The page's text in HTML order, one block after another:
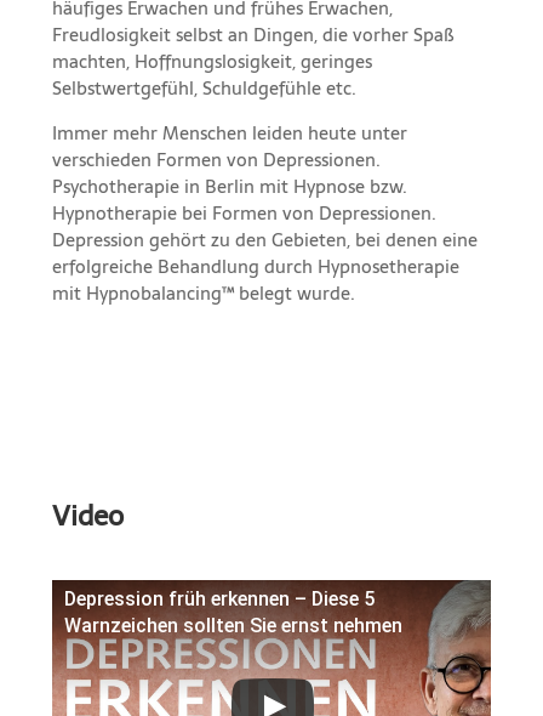
häufiges Erwachen und frühes Erwachen,
Freudlosigkeit selbst an Dingen, die vorher Spaß
machten, Hoffnungslosigkeit, geringes
Selbstwertgefühl, Schuldgefühle etc.
Immer mehr Menschen leiden heute unter
verschieden Formen von Depressionen.
Psychotherapie in Berlin mit Hypnose bzw.
Hypnotherapie bei Formen von Depressionen.
Depression gehört zu den Gebieten, bei denen eine
erfolgreiche Behandlung durch Hypnosetherapie
mit Hypnobalancing™ belegt wurde.
Video
Depression früh erkennen – Diese 5
Warnzeichen sollten Sie ernst nehmen